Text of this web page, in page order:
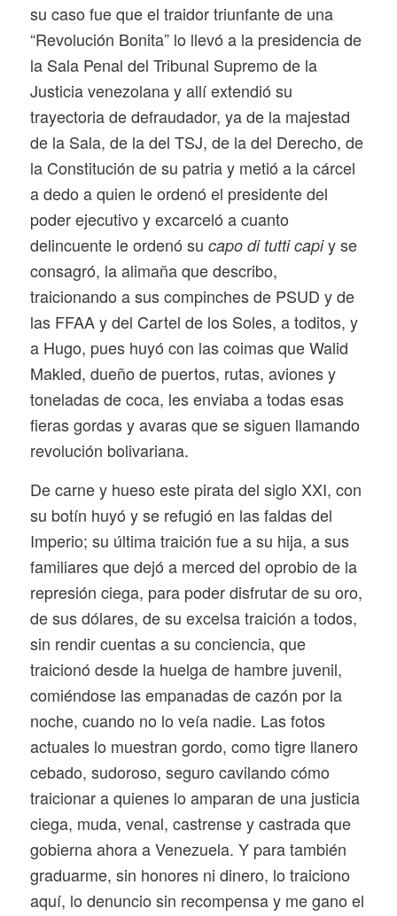
su caso fue que el traidor triunfante de una
“Revolución Bonita” lo llevó a la presidencia de
la Sala Penal del Tribunal Supremo de la
Justicia venezolana y allí extendió su
trayectoria de defraudador, ya de la majestad
de la Sala, de la del TSJ, de la del Derecho, de
la Constitución de su patria y metió a la cárcel
a dedo a quien le ordenó el presidente del
poder ejecutivo y excarceló a cuanto
delincuente le ordenó su capo di tutti capiy se
consagró, la alimaña que describo,
traicionando a sus compinches de PSUD y de
las FFAA y del Cartel de los Soles, a toditos, y
a Hugo, pues huyó con las coimas que Walid
Makled, dueño de puertos, rutas, aviones y
toneladas de coca, les enviaba a todas esas
fieras gordas y avaras que se siguen llamando
revolución bolivariana.
De carne y hueso este pirata del siglo XXI, con
su botín huyó y se refugió en las faldas del
Imperio; su última traición fue a su hija, a sus
familiares que dejó a merced del oprobio de la
represión ciega, para poder disfrutar de su oro,
de sus dólares, de su excelsa traición a todos,
sin rendir cuentas a su conciencia, que
traicionó desde la huelga de hambre juvenil,
comiéndose las empanadas de cazón por la
noche, cuando no lo veía nadie. Las fotos
actuales lo muestran gordo, como tigre llanero
cebado, sudoroso, seguro cavilando cómo
traicionar a quienes lo amparan de una justicia
ciega, muda, venal, castrense y castrada que
gobierna ahora a Venezuela. Y para también
graduarme, sin honores ni dinero, lo traiciono
aquí, lo denuncio sin recompensa y me gano el